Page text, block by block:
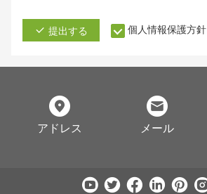
提出する 個人情報保護方針
アドレス メール